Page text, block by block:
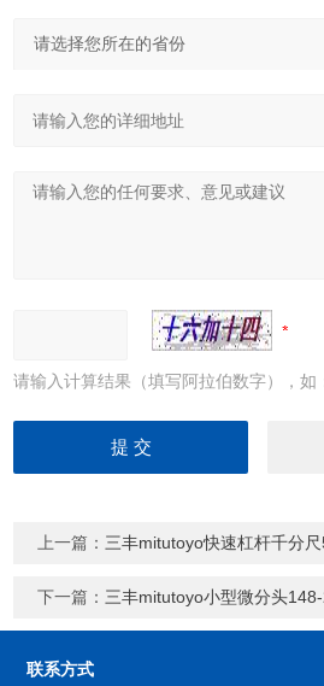
请输入计算结果（填写阿拉伯数字），如
上一篇： 三丰mitutoyo快速杠杆千分
下一篇： 三丰mitutoyo小型微分头
联系方式